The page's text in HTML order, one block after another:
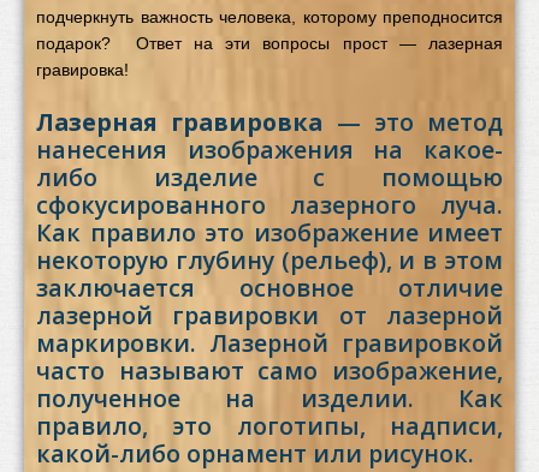
подчеркнуть важность человека, которому преподносится
подарок? Ответ на эти вопросы прост — лазерная
гравировка!
Лазерная гравировка — это метод
нанесения изображения на какое-
либо изделие с помощью
сфокусированного лазерного луча.
Как правило это изображение имеет
некоторую глубину (рельеф), и в этом
заключается основное отличие
лазерной гравировки от лазерной
маркировки. Лазерной гравировкой
часто называют само изображение,
полученное на изделии. Как
правило, это логотипы, надписи,
какой-либо орнамент или рисунок.